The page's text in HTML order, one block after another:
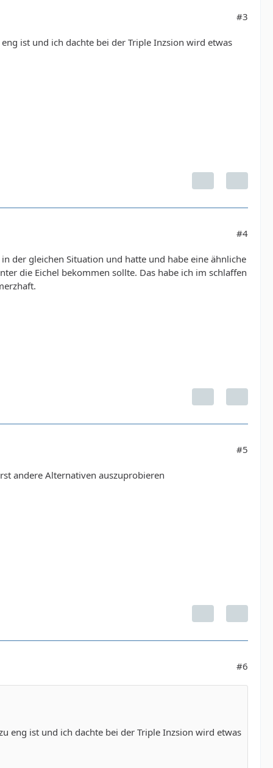
#3
ist und ich dachte bei der Triple Inzsion wird etwas
#4
der gleichen Situation und hatte und habe eine ähnliche
die Eichel bekommen sollte. Das habe ich im schlaffen
#5
andere Alternativen auszuprobieren
#6
eng ist und ich dachte bei der Triple Inzsion wird etwas